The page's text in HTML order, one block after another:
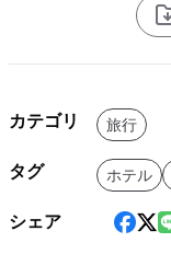
カテゴリ 旅行
タグ ホテル
シェア